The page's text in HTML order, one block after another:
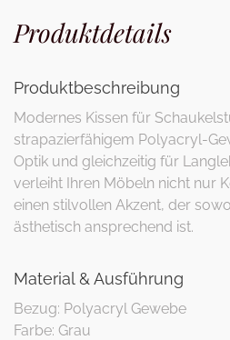
Produktdetails
Produktbeschreibung
Modernes Kissen für
strapazierfähigem Polyacryl-
Optik und gleichzeitig für
verleiht Ihren Möbeln nicht nur
einen stilvollen Akzent, der
ästhetisch ansprechend ist.
Material & Ausführung
Bezug: Polyacryl Gewebe
Farbe: Grau